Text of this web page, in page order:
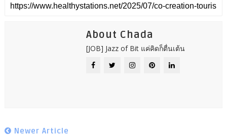
About Chada
[JOB] Jazz of Bit แค่คิดก็ตื่นเต้น
Newer Article